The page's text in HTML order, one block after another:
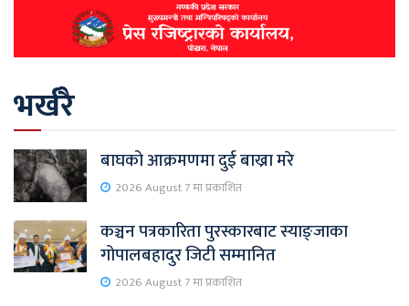
भर्खरै
बाघको आक्रमणमा दुई बाख्रा मरे
2026 August 7 मा प्रकाशित
कञ्चन पत्रकारिता पुरस्कारबाट स्याङ्जाका
गोपालबहादुर जिटी सम्मानित
2026 August 7 मा प्रकाशित